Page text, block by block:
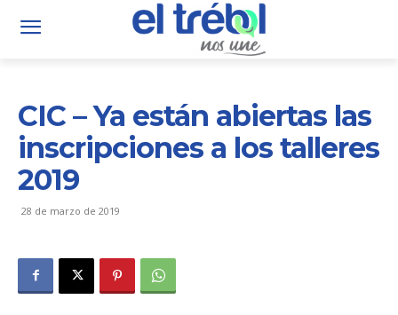
CIC – Ya están abiertas las
inscripciones a los talleres
2019
28 de marzo de 2019